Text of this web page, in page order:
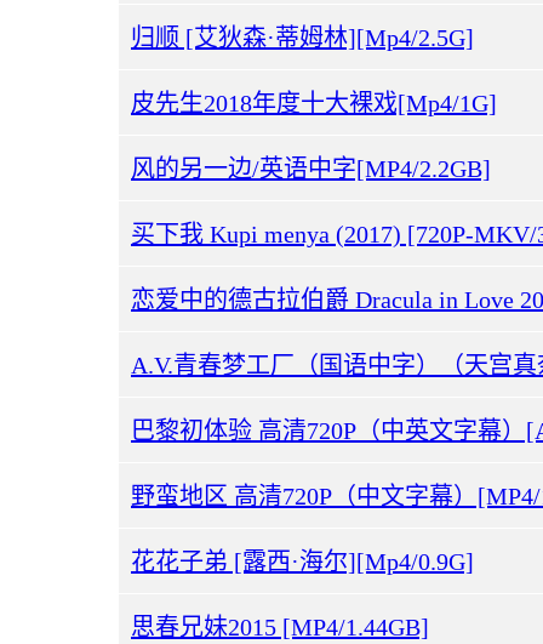
归顺 [艾狄森·蒂姆林][Mp4/2.5G]
皮先生2018年度十大裸戏[Mp4/1G]
风的另一边/英语中字[MP4/2.2GB]
买下我 Kupi menya (2017) [720P-MKV/
恋爱中的德古拉伯爵 Dracula in Love
巴黎初体验 高清720P（中英文字幕）
野蛮地区 高清720P（中文字幕）
花花子弟 [露西·海尔][Mp4/0.9G]
思春兄妹2015 [MP4/1.44GB]